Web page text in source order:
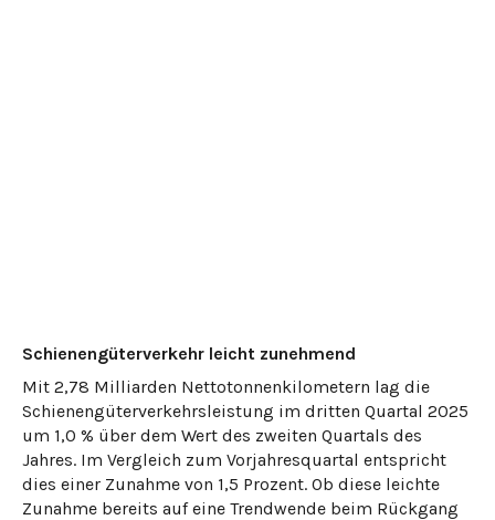
Schienengüterverkehr leicht zunehmend
Mit 2,78 Milliarden Nettotonnenkilometern lag die
Schienengüterverkehrsleistung im dritten Quartal 2025
um 1,0 % über dem Wert des zweiten Quartals des
Jahres. Im Vergleich zum Vorjahresquartal entspricht
dies einer Zunahme von 1,5 Prozent. Ob diese leichte
Zunahme bereits auf eine Trendwende beim Rückgang